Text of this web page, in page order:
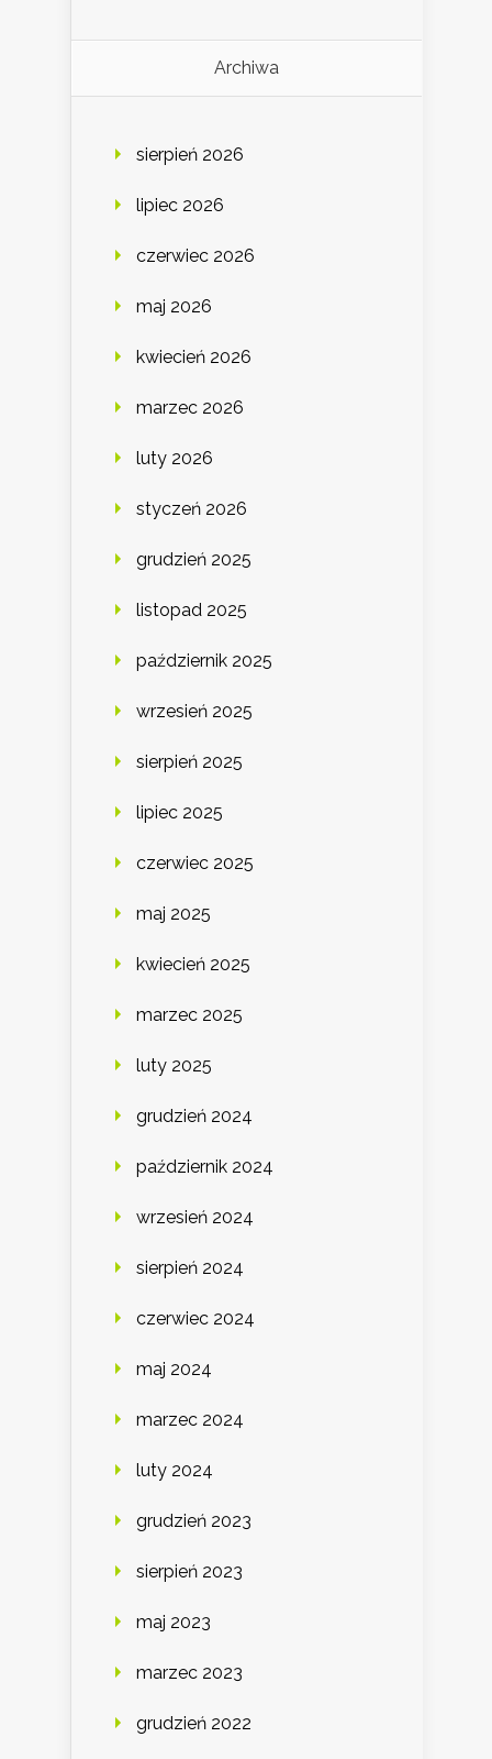
Archiwa
sierpień 2026
lipiec 2026
czerwiec 2026
maj 2026
kwiecień 2026
marzec 2026
luty 2026
styczeń 2026
grudzień 2025
listopad 2025
październik 2025
wrzesień 2025
sierpień 2025
lipiec 2025
czerwiec 2025
maj 2025
kwiecień 2025
marzec 2025
luty 2025
grudzień 2024
październik 2024
wrzesień 2024
sierpień 2024
czerwiec 2024
maj 2024
marzec 2024
luty 2024
grudzień 2023
sierpień 2023
maj 2023
marzec 2023
grudzień 2022